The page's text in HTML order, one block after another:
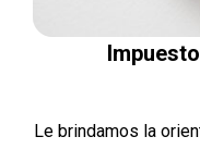
Le brindamos la